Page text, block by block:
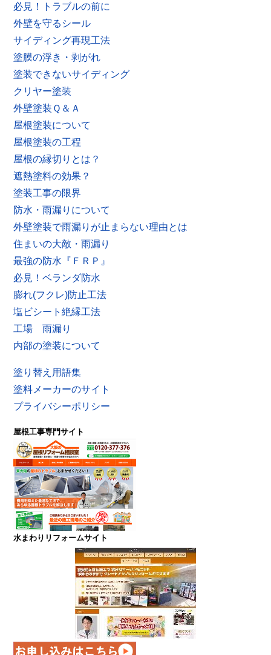
必見！トラブルの前に
外壁を守るシール
サイディング再現工法
塗膜の浮き・剥がれ
塗装できないサイディング
クリヤー塗装
外壁塗装Ｑ＆Ａ
屋根塗装について
屋根塗装の工程
屋根の縁切りとは？
遮熱塗料の効果？
塗装工事の限界
防水・雨漏りについて
外壁塗装で雨漏りが止まらない理由とは
住まいの大敵・雨漏り
最強の防水『ＦＲＰ』
必見！ベランダ防水
膨れ(フクレ)防止工法
塩ビシート絶縁工法
工場 雨漏り
内部の塗装について
塗り替え用語集
塗料メーカーのサイト
プライバシーポリシー
屋根工事専門サイト
水まわりリフォームサイト